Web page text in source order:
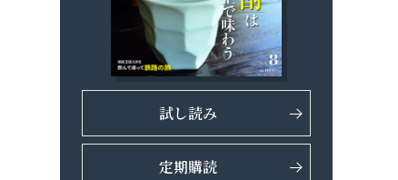
試し読み
定期購読